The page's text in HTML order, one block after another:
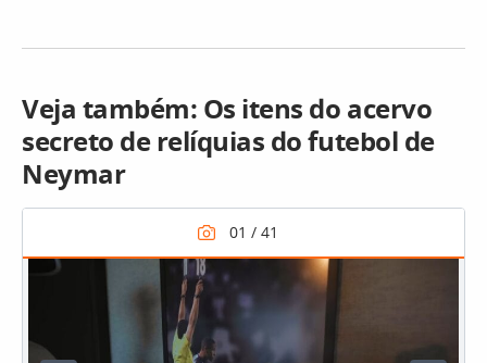
Veja também: Os itens do acervo
secreto de relíquias do futebol de
Neymar